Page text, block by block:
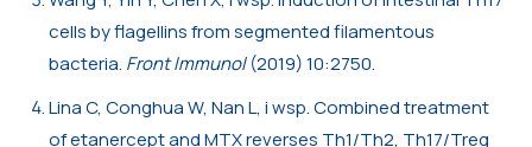
cells by flagellins from segmented filamentous
bacteria. Front Immunol(2019) 10:2750.
Lina C, Conghua W, Nan L, i wsp. Combined treatment
of etanercept and MTX reverses Th1/Th2, Th17/Treg